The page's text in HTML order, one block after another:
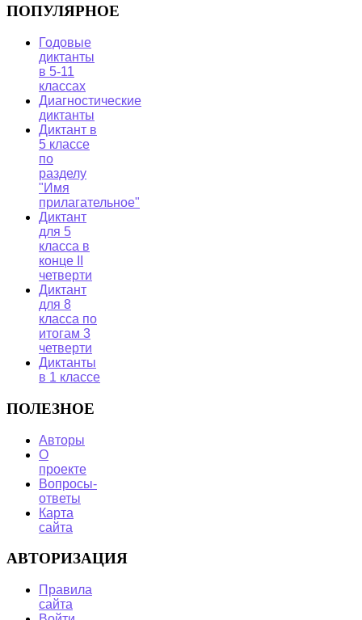
ПОПУЛЯРНОЕ
Годовые
диктанты
в 5-11
классах
Диагностические
диктанты
Диктант в
5 классе
по
разделу
"Имя
прилагательное"
Диктант
для 5
класса в
конце II
четверти
Диктант
для 8
класса по
итогам 3
четверти
Диктанты
в 1 классе
ПОЛЕЗНОЕ
Авторы
О
проекте
Вопросы-
ответы
Карта
сайта
АВТОРИЗАЦИЯ
Правила
сайта